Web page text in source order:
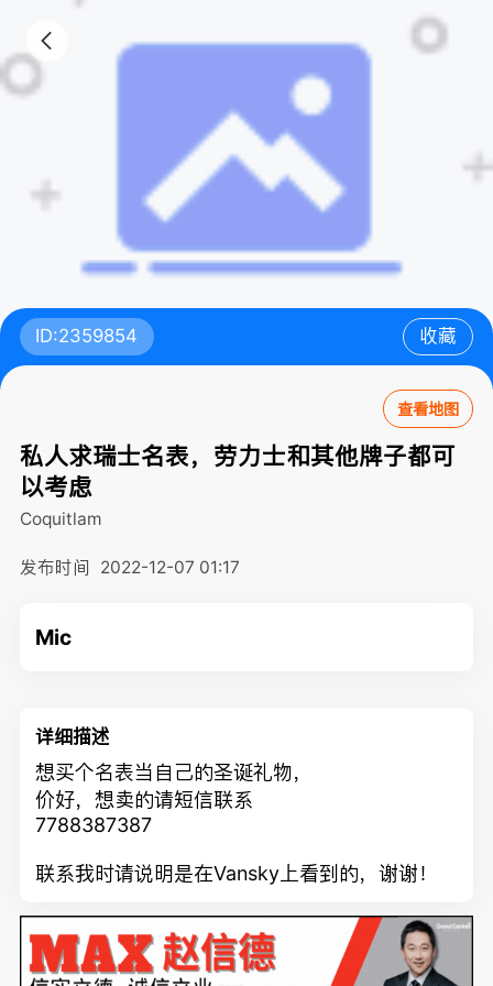
ID:2359854 收藏
查看地图
私人求瑞士名表，劳力士和其他牌子都可
以考虑
Coquitlam
发布时间 2022-12-07 01:17
Mic
详细描述
想买个名表当自己的圣诞礼物，
价好，想卖的请短信联系
7788387387
联系我时请说明是在Vansky上看到的，谢谢！